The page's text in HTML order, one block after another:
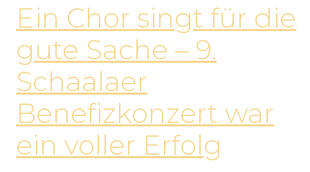
Ein Chor singt für die
gute Sache – 9.
Schaalaer
Benefizkonzert war
ein voller Erfolg